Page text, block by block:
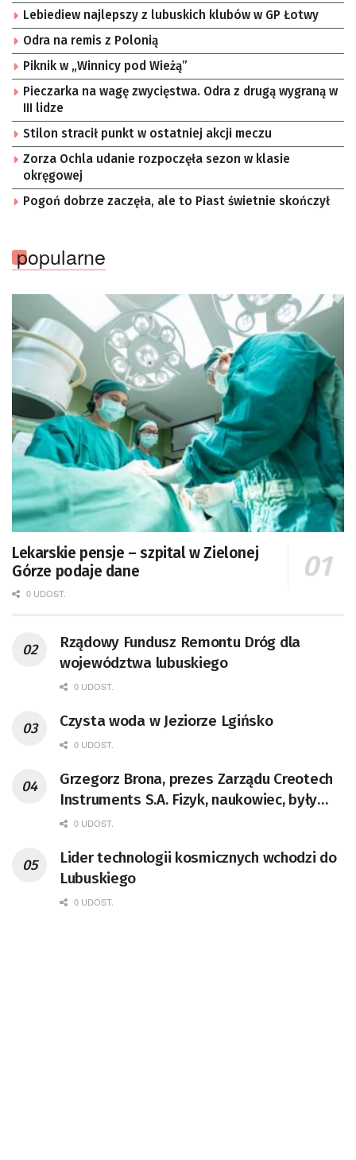
Lebiediew najlepszy z lubuskich klubów w GP Łotwy
Odra na remis z Polonią
Piknik w „Winnicy pod Wieżą”
Pieczarka na wagę zwycięstwa. Odra z drugą wygraną w
III lidze
Stilon stracił punkt w ostatniej akcji meczu
Zorza Ochla udanie rozpoczęła sezon w klasie
okręgowej
Pogoń dobrze zaczęła, ale to Piast świetnie skończył
popularne
Lekarskie pensje – szpital w Zielonej
Górze podaje dane
0 UDOST.
Rządowy Fundusz Remontu Dróg dla
województwa lubuskiego
0 UDOST.
Czysta woda w Jeziorze Lgińsko
0 UDOST.
Grzegorz Brona, prezes Zarządu Creotech
Instruments S.A. Fizyk, naukowiec, były
pracownik CERN w Genewie,
doktor habilitowany nauk fizycznych,
koordynator Rady Sektorowej ds.
Kompetencji Przemysłu Lotniczo-
0 UDOST.
Lider technologii kosmicznych wchodzi do
Lubuskiego
0 UDOST.